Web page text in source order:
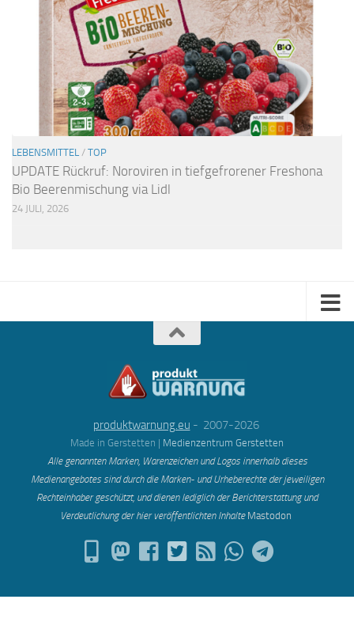
LEBENSMITTEL / TOP
UPDATE Rückruf: Noroviren in tiefgefrorener Freshona
Bio Beerenmischung via Lidl
24 JULI, 2026
produktwarnung.eu - 2007-2026
Made in Gerstetten | Medienzentrum Gerstetten
Alle genannten Marken, Warenzeichen und Logos innerhalb dieses
Medienangebotes sind durch die Marken- und Urheberechte der jeweiligen
Rechteinhaber geschützt, und dienen lediglich der Berichterstattung und
Verdeutlichung der hier veröffentlichten Inhalte Mastodon